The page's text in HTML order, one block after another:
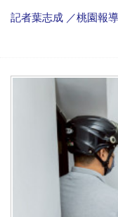
記者葉志成 ／桃園報導